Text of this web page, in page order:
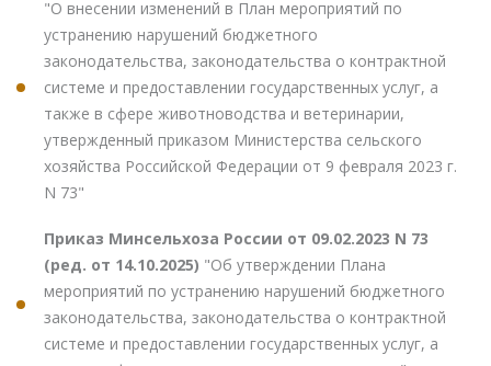
"О внесении изменений в План мероприятий по
устранению нарушений бюджетного
законодательства, законодательства о контрактной
системе и предоставлении государственных услуг, а
также в сфере животноводства и ветеринарии,
утвержденный приказом Министерства сельского
хозяйства Российской Федерации от 9 февраля 2023 г.
N 73"
Приказ Минсельхоза России от 09.02.2023 N 73
(ред. от 14.10.2025) "Об утверждении Плана
мероприятий по устранению нарушений бюджетного
законодательства, законодательства о контрактной
системе и предоставлении государственных услуг, а